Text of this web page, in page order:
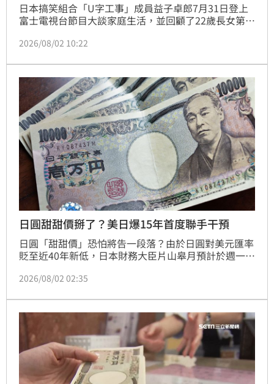
日本搞笑組合「U字工事」成員益子卓郎7月31日登上
富士電視台節目大談家庭生活，並回顧了22歲長女第一
觀眾全笑翻。
2026/08/02 10:22
日圓甜甜價掰了？美日爆15年首度聯手干預
日圓「甜甜價」恐怕將告一段落？由於日圓對美元匯率
貶至近40年新低，日本財務大臣片山皋月預計於週一正
買入日圓。這是美日兩國睽違15年來首度聯手進場護
2026/08/02 02:35